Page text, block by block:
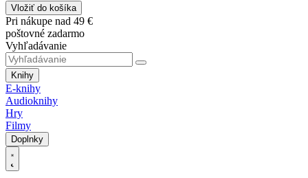
Vložiť do košíka
Pri nákupe nad 49 €
poštovné zadarmo
Vyhľadávanie
Knihy
E-knihy
Audioknihy
Hry
Filmy
Doplnky